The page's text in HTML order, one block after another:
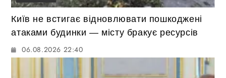
Київ не встигає відновлювати пошкоджені
атаками будинки — місту бракує ресурсів
06.08.2026 22:40